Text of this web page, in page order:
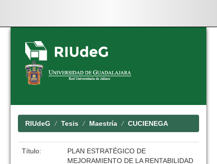
Skip
navigation
RIUdeG Tesis Maestría CUCIENEGA
Título:
PLAN ESTRATÉGICO DE
MEJORAMIENTO DE LA RENTABILIDAD